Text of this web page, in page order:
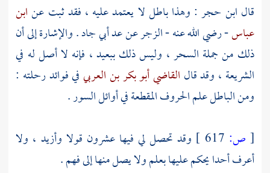
قال ابن حجر : وهذا باطل لا يعتمد عليه ، فقد ثبت عنابن
عباس- رضي الله عنه - الزجر عن عدأبي جاد. والإشارة إلى أن
ذلك من جملة السحر ، وليس ذلك ببعيد ، فإنه لا أصل له في
الشريعة ، وقد قال القاضي أبو بكر بن العربيفي فوائد رحلته :
ومن الباطل علم الحروف المقطعة في أوائل السور .
[ ص:
وقد تحصل لي فيها عشرون قولا وأزيد ، ولا
أعرف أحدا يحكم عليها بعلم ولا يصل منها إلى فهم .